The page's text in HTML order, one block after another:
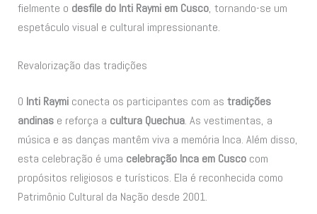
fielmente o desfile do Inti Raymi em Cusco, tornando-se um
espetáculo visual e cultural impressionante.
Revalorização das tradições
O Inti Raymi conecta os participantes com astradições
andinas e reforça a cultura Quechua. As vestimentas, a
música e as danças mantêm viva a memória Inca. Além disso,
esta celebração é uma celebração Inca em Cusco com
propósitos religiosos e turísticos. Ela é reconhecida como
Patrimônio Cultural da Nação desde 2001.